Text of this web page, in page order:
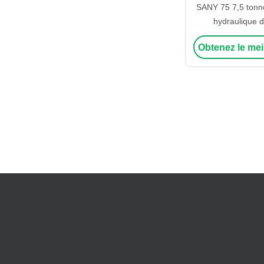
SANY 75 7,5
hydraulique
Excavateur à
capacité
Obtenez le